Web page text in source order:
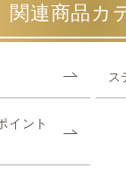
関連商品カ
ス
イント